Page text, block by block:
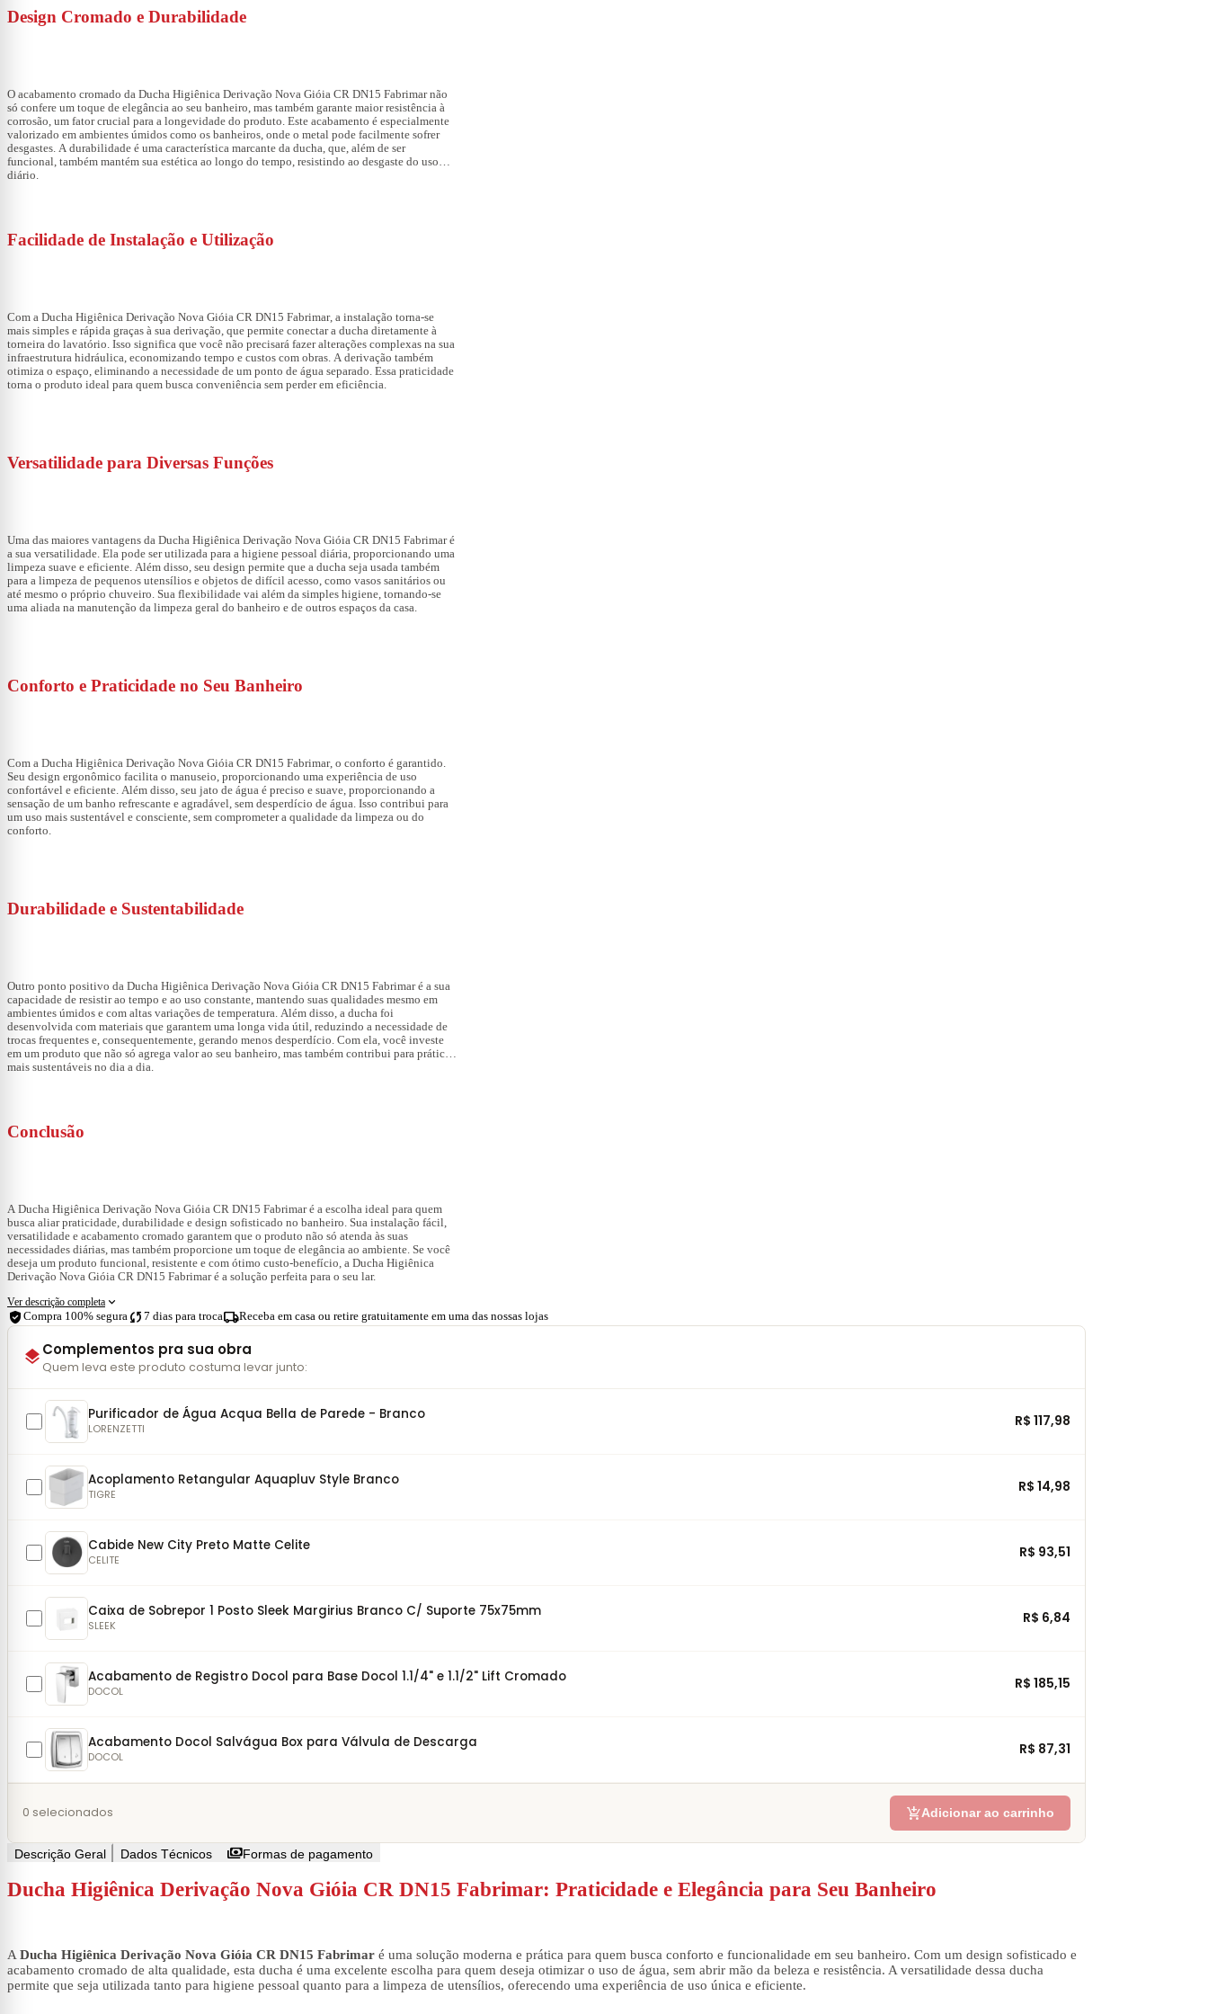
Design Cromado e Durabilidade
O acabamento cromado da Ducha Higiênica Derivação Nova Gióia CR DN15 Fabrimarnão
só confere um toque de elegância ao seu banheiro, mas também garante maior resistência à
corrosão, um fator crucial para a longevidade do produto. Este acabamento é especialmente
valorizado em ambientes úmidos como os banheiros, onde o metal pode facilmente sofrer
desgastes. A durabilidade é uma característica marcante da ducha, que, além de ser
funcional, também mantém sua estética ao longo do tempo, resistindo ao desgaste do uso
diário.
Facilidade de Instalação e Utilização
Com a Ducha Higiênica Derivação Nova Gióia CR DN15 Fabrimar, a instalação torna-se
mais simples e rápida graças à sua derivação, que permite conectar a ducha diretamente à
torneira do lavatório. Isso significa que você não precisará fazer alterações complexas na sua
infraestrutura hidráulica, economizando tempo e custos com obras. A derivação também
otimiza o espaço, eliminando a necessidade de um ponto de água separado. Essa praticidade
torna o produto ideal para quem busca conveniência sem perder em eficiência.
Versatilidade para Diversas Funções
Uma das maiores vantagens da Ducha Higiênica Derivação Nova Gióia CR DN15 Fabrimaré
a sua versatilidade. Ela pode ser utilizada para a higiene pessoal diária, proporcionando uma
limpeza suave e eficiente. Além disso, seu design permite que a ducha seja usada também
para a limpeza de pequenos utensílios e objetos de difícil acesso, como vasos sanitários ou
até mesmo o próprio chuveiro. Sua flexibilidade vai além da simples higiene, tornando-se
uma aliada na manutenção da limpeza geral do banheiro e de outros espaços da casa.
Conforto e Praticidade no Seu Banheiro
Com a Ducha Higiênica Derivação Nova Gióia CR DN15 Fabrimar, o conforto é garantido.
Seu design ergonômico facilita o manuseio, proporcionando uma experiência de uso
confortável e eficiente. Além disso, seu jato de água é preciso e suave, proporcionando a
sensação de um banho refrescante e agradável, sem desperdício de água. Isso contribui para
um uso mais sustentável e consciente, sem comprometer a qualidade da limpeza ou do
conforto.
Durabilidade e Sustentabilidade
Outro ponto positivo da Ducha Higiênica Derivação Nova Gióia CR DN15 Fabrimaré a sua
capacidade de resistir ao tempo e ao uso constante, mantendo suas qualidades mesmo em
ambientes úmidos e com altas variações de temperatura. Além disso, a ducha foi
desenvolvida com materiais que garantem uma longa vida útil, reduzindo a necessidade de
trocas frequentes e, consequentemente, gerando menos desperdício. Com ela, você investe
em um produto que não só agrega valor ao seu banheiro, mas também contribui para práticas
mais sustentáveis no dia a dia.
Conclusão
A Ducha Higiênica Derivação Nova Gióia CR DN15 Fabrimaré a escolha ideal para quem
busca aliar praticidade, durabilidade e design sofisticado no banheiro. Sua instalação fácil,
versatilidade e acabamento cromado garantem que o produto não só atenda às suas
necessidades diárias, mas também proporcione um toque de elegância ao ambiente. Se você
deseja um produto funcional, resistente e com ótimo custo-benefício, a Ducha Higiênica
Derivação Nova Gióia CR DN15 Fabrimaré a solução perfeita para o seu lar.
Ver descrição completa expand_more
verified_user Compra 100% segura sync 7 dias para trocalocal_shippingReceba em casa ou retire gratuitamente em uma das nossas lojas
layersComplementos pra sua obra
Quem leva este produto costuma levar junto:
Purificador de Água Acqua Bella de Parede - Branco
LORENZETTI R$ 117,98
Acoplamento Retangular Aquapluv Style Branco
TIGRE R$ 14,98
Cabide New City Preto Matte Celite
CELITE R$ 93,51
Caixa de Sobrepor 1 Posto Sleek Margirius Branco C/ Suporte 75x75mm
SLEEK R$ 6,84
Acabamento de Registro Docol para Base Docol 1.1/4" e 1.1/2" Lift Cromado
DOCOL R$ 185,15
Acabamento Docol Salvágua Box para Válvula de Descarga
DOCOL R$ 87,31
0 selecionados add_shopping_cartAdicionar ao carrinho
Descrição Geral Dados Técnicos paymentsFormas de pagamento
Ducha Higiênica Derivação Nova Gióia CR DN15 Fabrimar: Praticidade e Elegância para Seu Banheiro
A Ducha Higiênica Derivação Nova Gióia CR DN15 Fabrimar é uma solução moderna e prática para quem busca conforto e funcionalidade em seu banheiro. Com um design sofisticado e
acabamento cromado de alta qualidade, esta ducha é uma excelente escolha para quem deseja otimizar o uso de água, sem abrir mão da beleza e resistência. A versatilidade dessa ducha
permite que seja utilizada tanto para higiene pessoal quanto para a limpeza de utensílios, oferecendo uma experiência de uso única e eficiente.